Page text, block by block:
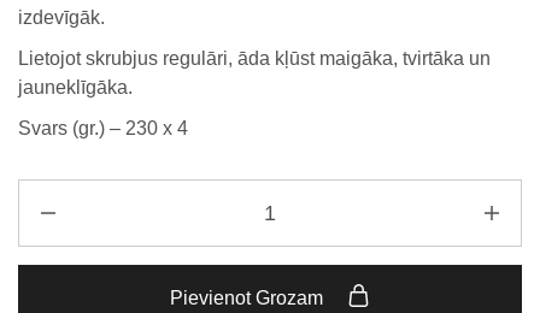
izdevīgāk.
Lietojot skrubjus regulāri, āda kļūst maigāka, tvirtāka un
jauneklīgāka.
Svars (gr.) – 230 x 4
Pievienot Grozam